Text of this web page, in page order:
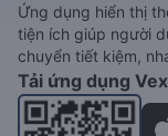
Ứng dụng hiển thị
tiện ích giúp người
chuyển tiết kiệm,
Tải ứng dụng